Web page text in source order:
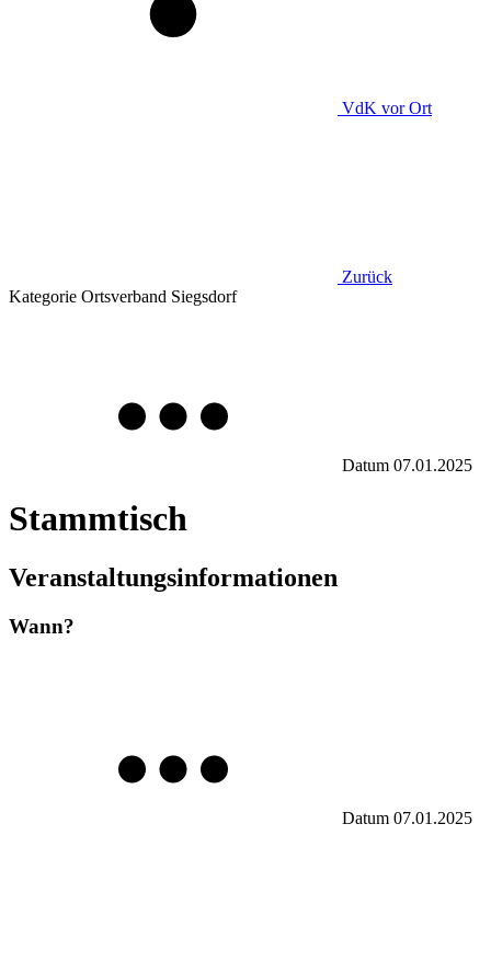
VdK vor Ort
Zurück
Kategorie Ortsverband Siegsdorf
Datum 07.01.2025
Stammtisch
Veranstaltungsinformationen
Wann?
Datum 07.01.2025